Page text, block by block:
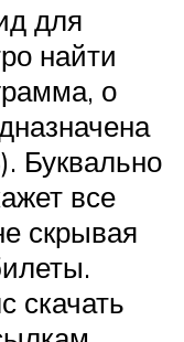
для
найти
о
Буквально
все
скрывая
скачать